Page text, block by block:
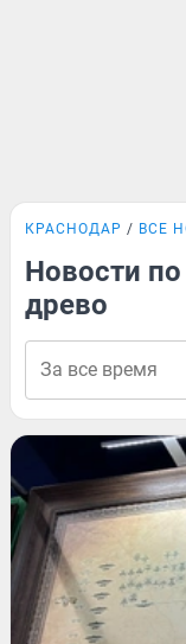
КРАСНОДАР ВСЕ
Новости по
древо